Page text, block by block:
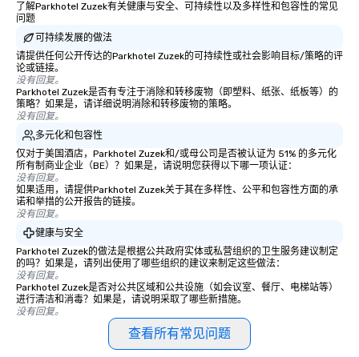
了解Parkhotel Zuzek有关健康与安全、可持续性以及多样性和包容性的常见
问题
可持续发展的做法
请提供任何公开传达的Parkhotel Zuzek的可持续性或社会影响目标/策略的评
论或链接。
没有回复。
Parkhotel Zuzek是否有专注于消除和转移废物（即塑料、纸张、纸板等）的
策略？如果是，请详细说明消除和转移废物的策略。
没有回复。
多元化和包容性
仅对于美国酒店，Parkhotel Zuzek和/或母公司是否被认证为 51% 的多元化
所有制商业企业（BE）？如果是，请说明您获得以下哪一项认证：
没有回复。
如果适用，请提供Parkhotel Zuzek关于其在多样性、公平和包容性方面的承
诺和举措的公开报告的链接。
没有回复。
健康与安全
Parkhotel Zuzek的做法是根据公共政府实体或私营组织的卫生服务建议制定
的吗？如果是，请列出使用了哪些组织的建议来制定这些做法：
没有回复。
Parkhotel Zuzek是否对公共区域和公共设施（如会议室、餐厅、电梯站等）
进行清洁和消毒？如果是，请说明采取了哪些新措施。
没有回复。
查看所有常见问题